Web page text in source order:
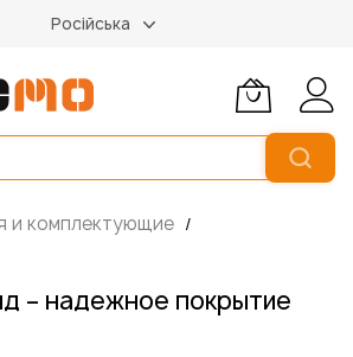
Російська
и комплектующие
– надежное покрытие